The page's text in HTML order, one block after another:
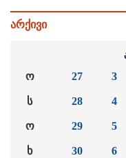
არქივი
ო
ს
ო
ხ
27
28
29
30
3
4
5
6